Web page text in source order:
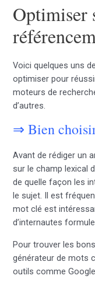
Optimiser
Voici quelques uns
optimiser pour
moteurs de
d’autres.
⇒ Bien
Avant de rédiger un
sur le champ lexical
de quelle façon les
le sujet. Il est
mot clé est
d’internautes
Pour trouver les
générateur de mots
outils comme